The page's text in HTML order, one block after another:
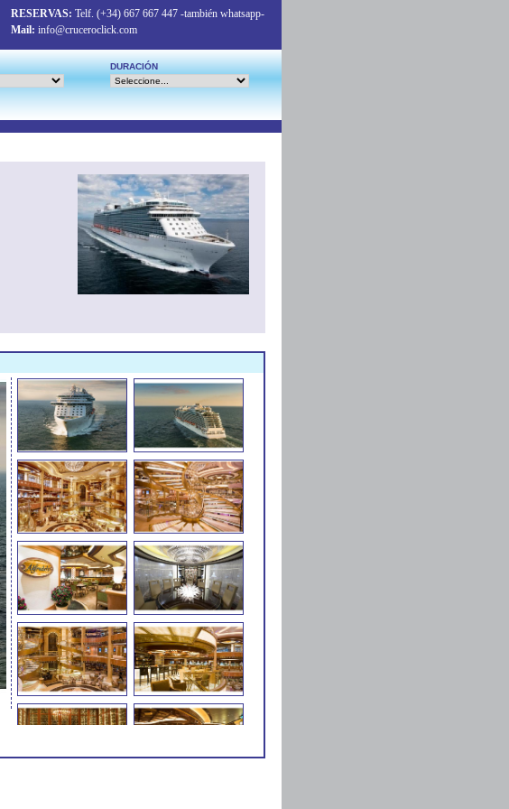
RESERVAS: Telf. (+34) 667 667 447 -también whatsapp-
Mail: info@cruceroclick.com
DURACIÓN